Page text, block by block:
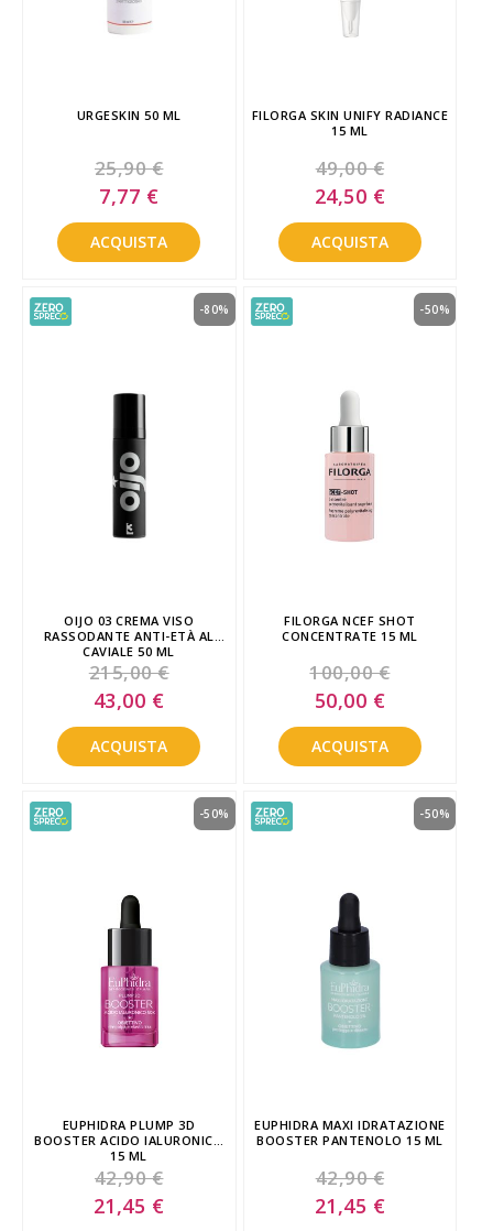
URGESKIN 50 ML
25,90 €
Special
Price
7,77 €
ACQUISTA
FILORGA SKIN UNIFY RADIANCE
15 ML
49,00 €
Special
Price
24,50 €
ACQUISTA
OIJO 03 CREMA VISO
RASSODANTE ANTI-ETÀ AL
CAVIALE 50 ML
215,00 €
-80%
Special
Price
43,00 €
ACQUISTA
FILORGA NCEF SHOT
CONCENTRATE 15 ML
100,00 €
-50%
Special
Price
50,00 €
ACQUISTA
EUPHIDRA PLUMP 3D
BOOSTER ACIDO IALURONICO
15 ML
42,90 €
-50%
Special
Price
21,45 €
EUPHIDRA MAXI IDRATAZIONE
BOOSTER PANTENOLO 15 ML
42,90 €
-50%
Special
Price
21,45 €